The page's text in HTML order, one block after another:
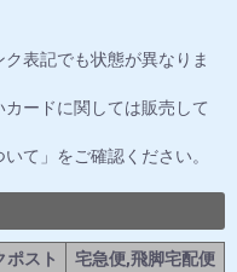
表記でも状態が異なりま
ードに関しては販売して
て」をご確認ください。
ポスト
宅急便,飛脚宅配便